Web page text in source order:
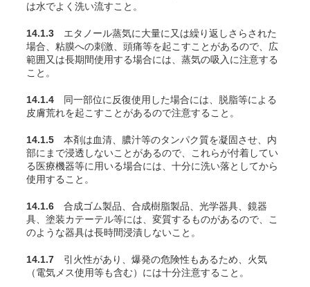
は水でよく洗い流すこと。
14.1.3 エタノール蒸気に大量に又は繰り返しさらされた
場合、粘膜への刺激、頭痛等を起こすことがあるので、広
範囲又は長期間使用する場合には、蒸気の吸入に注意する
こと。
14.1.4 同一部位に反復使用した場合には、脱脂等による
皮膚荒れを起こすことがあるので注意すること。
14.1.5 本剤は血清、膿汁等のタンパク質を凝固させ、内
部にまで浸透しないことがあるので、これらが付着してい
る医療機器等に用いる場合には、十分に洗い落としてから
使用すること。
14.1.6 合成ゴム製品、合成樹脂製品、光学器具、鏡器
具、塗装カテーテル等には、変質するものがあるので、こ
のような器具は長時間浸漬しないこと。
14.1.7 引火性があり、爆発の危険性もあるため、火気
（電気メス使用等も含む）には十分注意すること。